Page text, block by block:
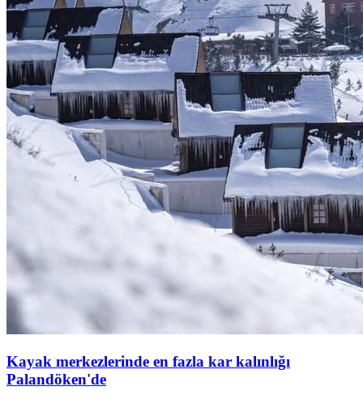
Kayak merkezlerinde en fazla kar kalınlığı
Palandöken'de